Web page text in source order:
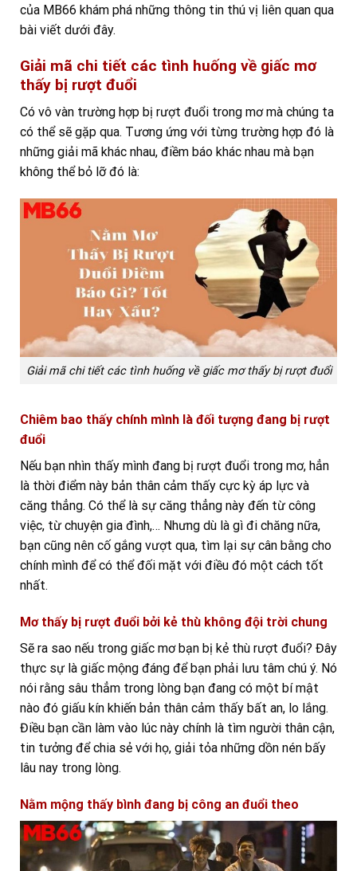
của MB66 khám phá những thông tin thú vị liên quan qua
bài viết dưới đây.
Giải mã chi tiết các tình huống về giấc mơ
thấy bị rượt đuổi
Có vô vàn trường hợp bị rượt đuổi trong mơ mà chúng ta
có thể sẽ gặp qua. Tương ứng với từng trường hợp đó là
những giải mã khác nhau, điềm báo khác nhau mà bạn
không thể bỏ lỡ đó là:
Giải mã chi tiết các tình huống về giấc mơ thấy bị rượt đuổi
Chiêm bao thấy chính mình là đối tượng đang bị rượt
đuổi
Nếu bạn nhìn thấy mình đang bị rượt đuổi trong mơ, hẳn
là thời điểm này bản thân cảm thấy cực kỳ áp lực và
căng thẳng. Có thể là sự căng thẳng này đến từ công
việc, từ chuyện gia đình,… Nhưng dù là gì đi chăng nữa,
bạn cũng nên cố gắng vượt qua, tìm lại sự cân bằng cho
chính mình để có thể đối mặt với điều đó một cách tốt
nhất.
Mơ thấy bị rượt đuổi bởi kẻ thù không đội trời chung
Sẽ ra sao nếu trong giấc mơ bạn bị kẻ thù rượt đuổi? Đây
thực sự là giấc mộng đáng để bạn phải lưu tâm chú ý. Nó
nói rằng sâu thẳm trong lòng bạn đang có một bí mật
nào đó giấu kín khiến bản thân cảm thấy bất an, lo lắng.
Điều bạn cần làm vào lúc này chính là tìm người thân cận,
tin tưởng để chia sẻ với họ, giải tỏa những dồn nén bấy
lâu nay trong lòng.
Nằm mộng thấy bình đang bị công an đuổi theo